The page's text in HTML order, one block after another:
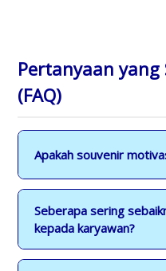
Pertanyaan
(FAQ)
Apakah souvenir
Seberapa sering
kepada karyawan?